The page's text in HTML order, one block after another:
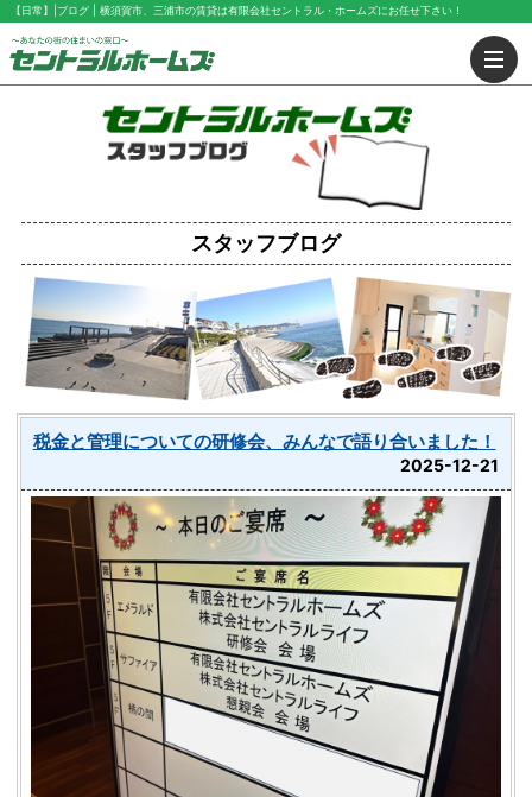
【日常】|ブログ | 横須賀市、三浦市の賃貸は有限会社セントラル・ホームズにお任せ下さい！
スタッフブログ
税金と管理についての研修会、みんなで語り合いました！
2025-12-21